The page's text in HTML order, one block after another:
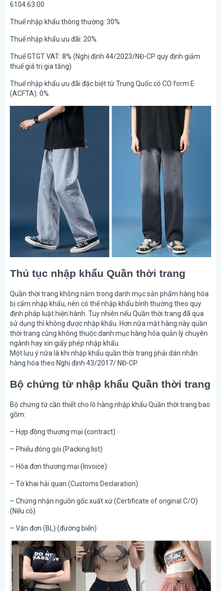
6104.63.00
Thuế nhập khẩu thông thường: 30%
Thuế nhập khẩu ưu đãi: 20%
Thuế GTGT VAT: 8% (Nghị định 44/2023/NĐ-CP quy định giảm
thuế giá trị gia tăng)
Thuế nhập khẩu ưu đãi đặc biệt từ Trung Quốc có CO form E
(ACFTA): 0%
Thủ tục nhập khẩu Quần thời trang
Quần thời trang không nằm trong danh mục sản phẩm hàng hóa
bị cấm nhập khẩu, nên có thể nhập khẩu bình thường theo quy
định pháp luật hiện hành. Tuy nhiên nếu Quần thời trang đã qua
sử dụng thì không được nhập khẩu. Hơn nữa mặt hàng này quần
thời trang cũng không thuộc danh mục hàng hóa quản lý chuyên
ngành hay xin giấy phép nhập khẩu.
Một lưu ý nữa là khi nhập khẩu quần thời trang phải dán nhãn
hàng hóa theo Nghị định 43/2017/ NĐ-CP.
Bộ chứng từ nhập khẩu Quần thời trang
Bộ chứng từ cần thiết cho lô hàng nhập khẩu Quần thời trang bao
gồm:
– Hợp đồng thương mại (contract)
– Phiếu đóng gói (Packing list)
– Hóa đơn thương mại (Invoice)
– Tờ khai hải quan (Customs Declaration)
– Chứng nhận nguồn gốc xuất xứ (Certificate of original C/O)
(Nếu có)
– Vận đơn (BL) (đường biển)